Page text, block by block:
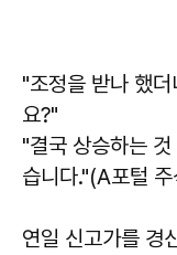
"조정을 받나 했
요?"
"결국 상승하는
습니다."(A포털
연일 신고가를 경